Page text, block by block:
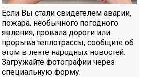
Если Вы стали свидетелем аварии,
пожара, необычного погодного
явления, провала дороги или
прорыва теплотрассы, сообщите об
этом в ленте народных новостей.
Загружайте фотографии через
специальную форму.